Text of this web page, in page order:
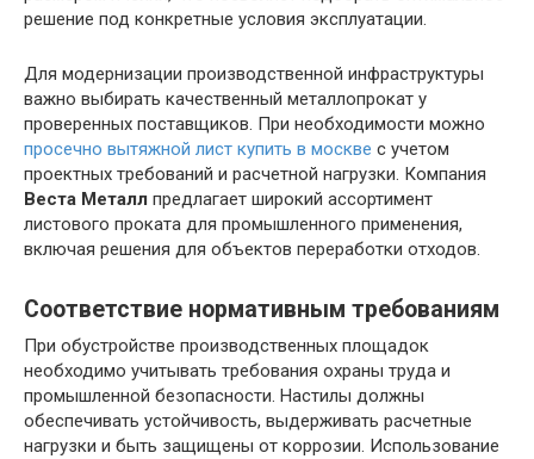
решение под конкретные условия эксплуатации.
Для модернизации производственной инфраструктуры
важно выбирать качественный металлопрокат у
проверенных поставщиков. При необходимости можно
просечно вытяжной лист купить в москве с учетом
проектных требований и расчетной нагрузки. Компания
Веста Металл предлагает широкий ассортимент
листового проката для промышленного применения,
включая решения для объектов переработки отходов.
Соответствие нормативным требованиям
При обустройстве производственных площадок
необходимо учитывать требования охраны труда и
промышленной безопасности. Настилы должны
обеспечивать устойчивость, выдерживать расчетные
нагрузки и быть защищены от коррозии. Использование